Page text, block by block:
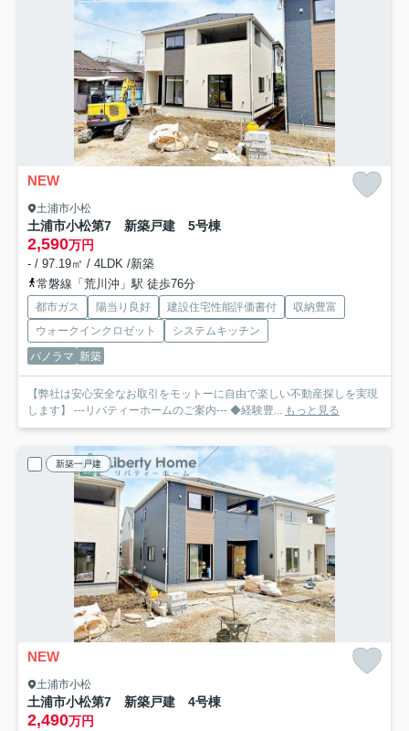
NEW
土浦市小松
土浦市小松第7 新築戸建 5号棟
2,590万円
- / 97.19㎡ / 4LDK /新築
常磐線「荒川沖」駅 徒歩76分
都市ガス 陽当り良好 建設住宅性能評価書付
収納豊富
ウォークインクロゼット
システムキッチン
パノラマ 新築
【弊社は安心安全なお取引をモットーに自由で楽しい不動産探しを実現
します】 ---リバティーホームのご案内--- ◆経験豊... もっと見る
新築一戸建
NEW
土浦市小松
土浦市小松第7 新築戸建 4号棟
2,490万円